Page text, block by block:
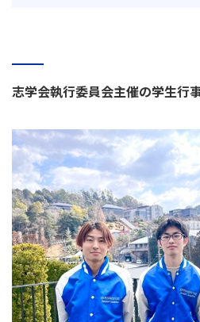
志学会執行委員会主催の学生行